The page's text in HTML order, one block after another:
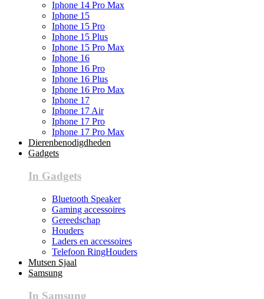
Iphone 14 Pro Max
Iphone 15
Iphone 15 Pro
Iphone 15 Plus
Iphone 15 Pro Max
Iphone 16
Iphone 16 Pro
Iphone 16 Plus
Iphone 16 Pro Max
Iphone 17
Iphone 17 Air
Iphone 17 Pro
Iphone 17 Pro Max
Dierenbenodigdheden
Gadgets
In Gadgets
Bluetooth Speaker
Gaming accessoires
Gereedschap
Houders
Laders en accessoires
Telefoon RingHouders
Mutsen Sjaal
Samsung
In Samsung